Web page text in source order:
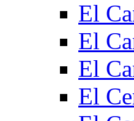
El
El
El
El